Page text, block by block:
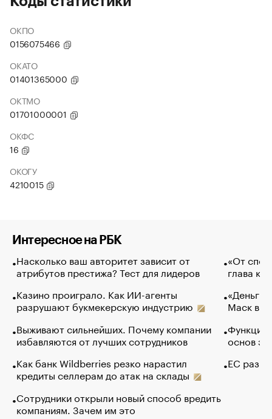
ОКПО
0156075466
ОКАТО
01401365000
ОКТМО
01701000001
ОКФС
16
ОКОГУ
4210015
Интересное на РБК
Насколько ваш авторитет зависит от
атрибутов престижа? Тест для лидеров
Казино проиграло. Как ИИ-агенты
разрушают букмекерскую индустрию
Выживают сильнейших. Почему компании
избавляются от лучших сотрудников
Как банк Wildberries резко нарастил
кредиты селлерам до атак на склады
Сотрудники открыли новый способ вредить
компаниям. Зачем им это
«От
глава
«Деньги
Маск в
Функции
основ
ЕС